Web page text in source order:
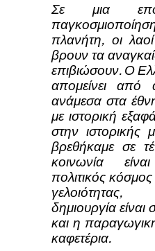
Σε μια
πλανήτη, οι
βρουν τα
επιβιώσουν. Ο
απομείνει από
ανάμεσα στα
με ιστορική
στην ιστορικής
βρεθήκαμε σε
κοινωνία
πολιτικός κόσμος
γελοιότητας,
δημιουργία
και η
καφετέρια.